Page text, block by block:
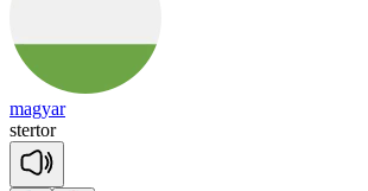
magyar
stertor